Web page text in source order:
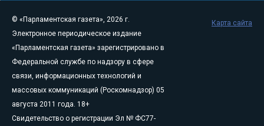
© «Парламентская газета», 2026 г.
Электронное периодическое издание
«Парламентская газета» зарегистрировано в
Федеральной службе по надзору в сфере
связи, информационных технологий и
массовых коммуникаций (Роскомнадзор) 05
августа 2011 года. 18+
Свидетельство о регистрации Эл № ФС77-
Карта сайта